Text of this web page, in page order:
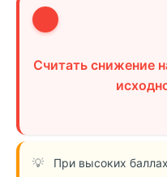
Считать снижение
При высоких